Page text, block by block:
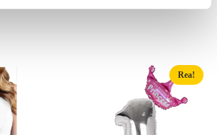
Rea!